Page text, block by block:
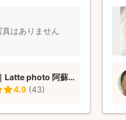
優しく話しかけても
はありません
坂本マヤ｜Latte photo 阿蘇郡西原村
4.9 (43)